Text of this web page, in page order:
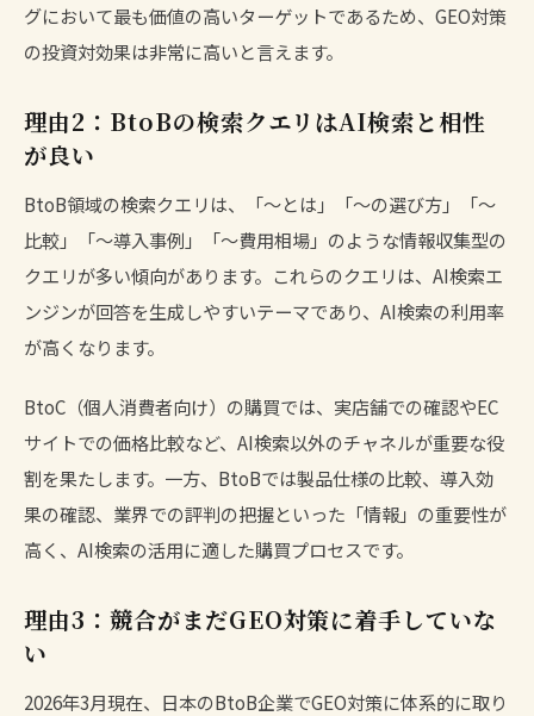
グにおいて最も価値の高いターゲットであるため、GEO対策
の投資対効果は非常に高いと言えます。
理由2：BtoBの検索クエリはAI検索と相性
が良い
BtoB領域の検索クエリは、「〜とは」「〜の選び方」「〜
比較」「〜導入事例」「〜費用相場」のような情報収集型の
クエリが多い傾向があります。これらのクエリは、AI検索エ
ンジンが回答を生成しやすいテーマであり、AI検索の利用率
が高くなります。
BtoC（個人消費者向け）の購買では、実店舗での確認やEC
サイトでの価格比較など、AI検索以外のチャネルが重要な役
割を果たします。一方、BtoBでは製品仕様の比較、導入効
果の確認、業界での評判の把握といった「情報」の重要性が
高く、AI検索の活用に適した購買プロセスです。
理由3：競合がまだGEO対策に着手していな
い
2026年3月現在、日本のBtoB企業でGEO対策に体系的に取り